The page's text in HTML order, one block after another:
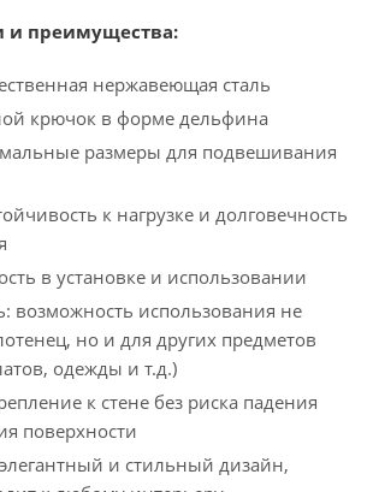
и преимущества:
нержавеющая сталь
крючок в форме дельфина
размеры для подвешивания
к нагрузке и долговечность
в установке и использовании
возможность использования не
но и для других предметов
одежды и т.д.)
к стене без риска падения
поверхности
и стильный дизайн,